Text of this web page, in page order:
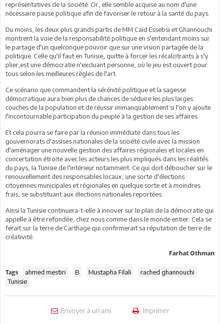
représentatives de la société. Or, elle semble acquise au nom d'une
nécessaire pause politique afin de favoriser le retour à la santé du pays.
Du moins, les deux plus grands partis de MM Caïd Essebsi et Ghannouchi
montrent la voie de la responsabilité politique en s'entendant moins sur
le partage d'un quelconque pouvoir que sur une vision partagée de la
politique. Celle qu'il faut en Tunisie, quitte à forcer les récalcitrants à s'y
plier,est une démocratie n'excluant personne, où le jeu est ouvert pour
tous selon les meilleures règles de l'art.
Ce scénario que commandent la sérénité politique et la sagesse
démocratique aura bien plus de chances de séduire les plus larges
couches de la population et de réussir immanquablement si l'on y ajoute
l'incontournable participation du peuple à la gestion de ses affaires.
Et cela pourra se faire par la réunion immédiate dans tous les
gouvernorats d'assises nationales de la société civile avec la mission
d'aménager une nouvelle gestion des affaires régionales et locales en
concertation étroite avec les acteurs les plus impliqués dans les réalités
du pays, la Tunisie de l'intérieur notamment. Ce qui doit déboucher sur le
renouvellement des responsables locaux, une sorte d'élections
citoyennes municipales et régionales en quelque sorte et à moindres
frais, se substituant aux élections nationales reportées.
Ainsi la Tunisie continuera-t-elle à innover sur le plan de la démocratie qui
appelle à être refondée, chez nous comme dans le monde entier. Cela se
ferait sur la terre de Carthage qui confirmerait sa réputation de terre de
créativité.
Farhat Othman
Tags : ahmed mestiri B Mustapha Filali
rached ghannouchi
Tunisie
Envoyer à un ami Imprimer